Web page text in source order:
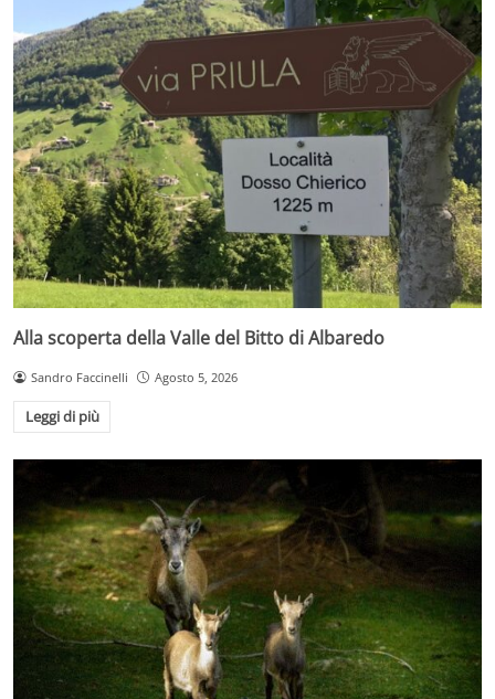
Alla scoperta della Valle del Bitto di Albaredo
Sandro Faccinelli Agosto 5, 2026
Leggi di più